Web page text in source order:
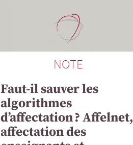
NOTE
Faut-il sauver les
algorithmes
d’affectation ? Affelnet,
affectation des